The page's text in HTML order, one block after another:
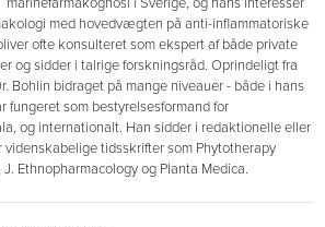
med hovedvægten på anti-inflammatoriske
ofte konsulteret som ekspert af både private
og sidder i talrige forskningsråd. Oprindeligt fra
Bohlin bidraget på mange niveauer - både i hans
fungeret som bestyrelsesformand for
og internationalt. Han sidder i redaktionelle eller
videnskabelige tidsskrifter som Phytotherapy
Ethnopharmacology og Planta Medica.